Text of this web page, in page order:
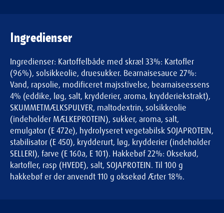
Ingredienser
Ingredienser: Kartoffelbåde med skræl 33%: Kartofler
(96%), solsikkeolie, druesukker. Bearnaisesauce 27%:
Vand, rapsolie, modificeret majsstivelse, bearnaiseessens
4% (eddike, løg, salt, krydderier, aroma, krydderiekstrakt),
SKUMMETMÆLKSPULVER, maltodextrin, solsikkeolie
(indeholder MÆLKEPROTEIN), sukker, aroma, salt,
emulgator (E 472e), hydrolyseret vegetabilsk SOJAPROTEIN,
stabilisator (E 450), krydderurt, løg, krydderier (indeholder
SELLERI), farve (E 160a, E 101). Hakkebøf 22%: Oksekød,
kartofler, rasp (HVEDE), salt, SOJAPROTEIN. Til 100 g
hakkebøf er der anvendt 110 g oksekød Ærter 18%.